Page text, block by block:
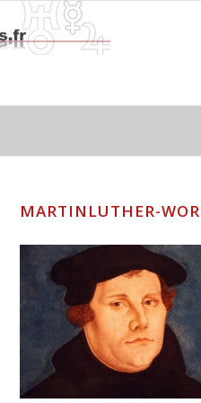
MARTINLUTHER-